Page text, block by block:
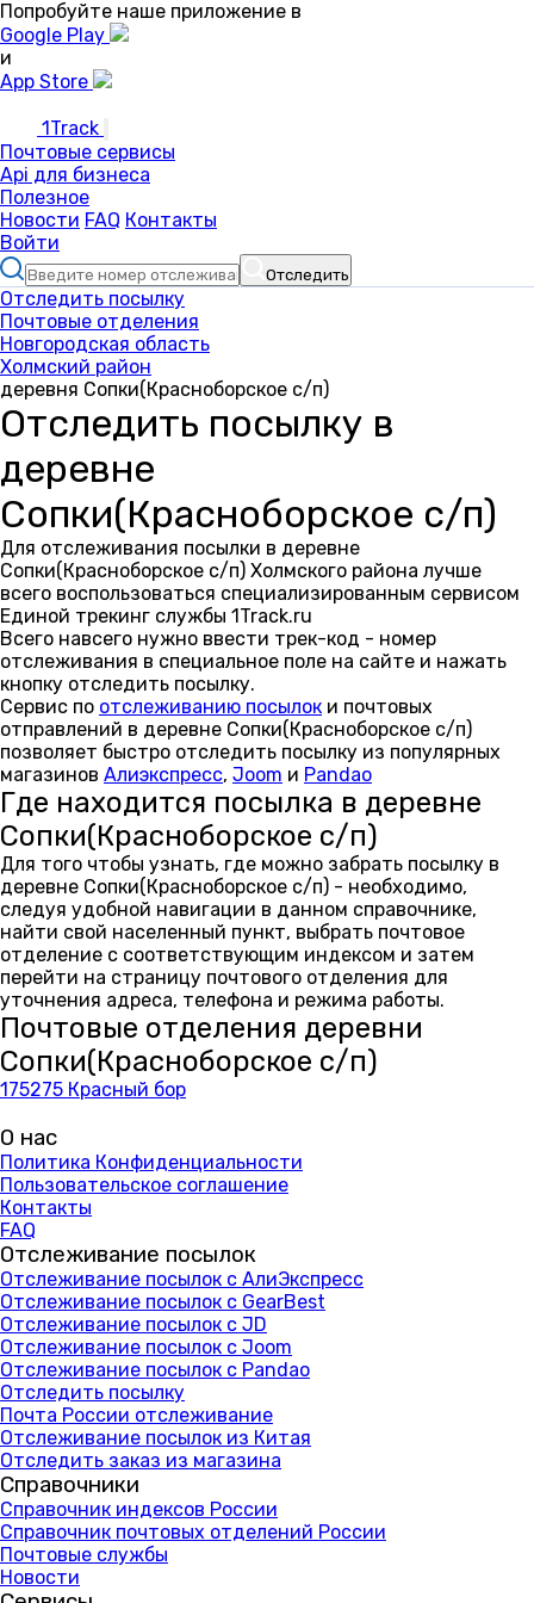
Попробуйте наше приложение в
Google Play
и
App Store
1Track
Почтовые сервисы
Api для бизнеса
Полезное
Новости FAQ Контакты
Войти
Отследить
Отследить посылку
Почтовые отделения
Новгородская область
Холмский район
деревня Сопки(Красноборское с/п)
Отследить посылку в
деревне
Сопки(Красноборское с/п)
Для отслеживания посылки в деревне
Сопки(Красноборское с/п) Холмского района лучше
всего воспользоваться специализированным сервисом
Единой трекинг службы 1Track.ru
Всего навсего нужно ввести трек-код - номер
отслеживания в специальное поле на сайте и нажать
кнопку отследить посылку.
Сервис по отслеживанию посылок и почтовых
отправлений в деревне Сопки(Красноборское с/п)
позволяет быстро отследить посылку из популярных
магазинов Алиэкспресс, Joom и Pandao
Где находится посылка в деревне
Сопки(Красноборское с/п)
Для того чтобы узнать, где можно забрать посылку в
деревне Сопки(Красноборское с/п) - необходимо,
следуя удобной навигации в данном справочнике,
найти свой населенный пункт, выбрать почтовое
отделение с соответствующим индексом и затем
перейти на страницу почтового отделения для
уточнения адреса, телефона и режима работы.
Почтовые отделения деревни
Сопки(Красноборское с/п)
175275 Красный бор
О нас
Политика Конфиденциальности
Пользовательское соглашение
Контакты
FAQ
Отслеживание посылок
Отслеживание посылок с АлиЭкспресс
Отслеживание посылок с GearBest
Отслеживание посылок с JD
Отслеживание посылок с Joom
Отслеживание посылок с Pandao
Отследить посылку
Почта России отслеживание
Отслеживание посылок из Китая
Отследить заказ из магазина
Справочники
Справочник индексов России
Справочник почтовых отделений России
Почтовые службы
Новости